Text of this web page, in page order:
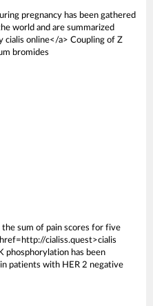
pregnancy has been gathered
world and are summarized
cialis online</a> Coupling of Z
bromides
the sum of pain scores for five
cialiss.quest>cialis
phosphorylation has been
patients with HER 2 negative